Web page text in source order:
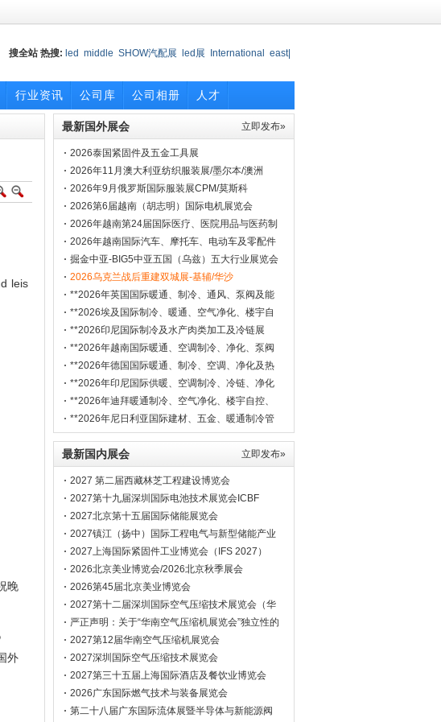
搜全站 热搜: led middle SHOW汽配展 led展 International
east|
行业资讯 公司库 公司相册 人才
leis
晚
外
立即发布»
最新国外展会
2026泰国紧固件及五金工具展
2026年11月澳大利亚纺织服装展/墨尔本/澳洲
2026年9月俄罗斯国际服装展CPM/莫斯科
2026第6届越南（胡志明）国际电机展览会
2026年越南第24届国际医疗、医院用品与医药制
药博览会
2026年越南国际汽车、摩托车、电动车及零配件
展览会
掘金中亚-BIG5中亚五国（乌兹）五大行业展览会
2026
2026乌克兰战后重建双城展-基辅/华沙
**2026年英国国际暖通、制冷、通风、泵阀及能
源展
**2026埃及国际制冷、暖通、空气净化、楼宇自
控展
**2026印尼国际制冷及水产肉类加工及冷链展
**2026年越南国际暖通、空调制冷、净化、泵阀
展
**2026年德国国际暖通、制冷、空调、净化及热
泵展
**2026年印尼国际供暖、空调制冷、冷链、净化
展
**2026年迪拜暖通制冷、空气净化、楼宇自控、
建材展
**2026年尼日利亚国际建材、五金、暖通制冷管
道展BIG5
立即发布»
最新国内展会
2027 第二届西藏林芝工程建设博览会
2027第十九届深圳国际电池技术展览会ICBF
2027北京第十五届国际储能展览会
2027镇江（扬中）国际工程电气与新型储能产业
博览会
2027上海国际紧固件工业博览会（IFS 2027）
2026北京美业博览会/2026北京秋季展会
2026第45届北京美业博览会
2027第十二届深圳国际空气压缩技术展览会（华
南空压机展会）
严正声明：关于“华南空气压缩机展览会”独立性的
声明
2027第12届华南空气压缩机展览会
2027深圳国际空气压缩技术展览会
2027第三十五届上海国际酒店及餐饮业博览会
2026广东国际燃气技术与装备展览会
第二十八届广东国际流体展暨半导体与新能源阀